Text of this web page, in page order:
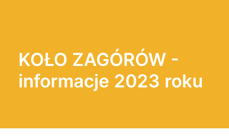
Kontakt
KOŁO ZAGÓRÓW -
informacje 2023 roku